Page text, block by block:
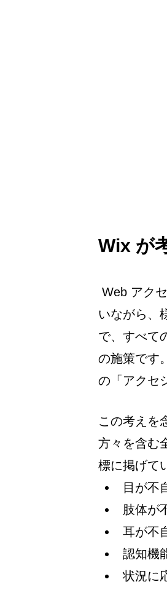
Wix が
Web アク
いながら、
で、すべて
の施策です
の「アクセ
この考えを
方々を含む
標に掲げて
目が不
肢体が
耳が不
認知機
状況に